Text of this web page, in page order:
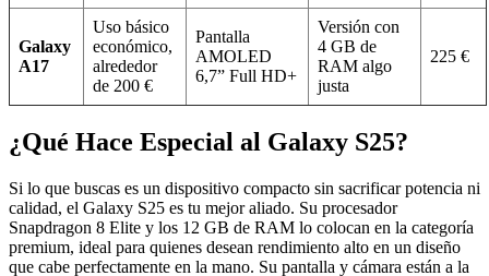
Galaxy
A17
Uso básico
económico,
alrededor
de 200 €
Pantalla
AMOLED
6,7” Full HD+
Versión con
4 GB de
RAM algo
justa
225 €
¿Qué Hace Especial al Galaxy S25?
Si lo que buscas es un dispositivo compacto sin sacrificar potencia ni
calidad, el Galaxy S25 es tu mejor aliado. Su procesador
Snapdragon 8 Elite y los 12 GB de RAM lo colocan en la categoría
premium, ideal para quienes desean rendimiento alto en un diseño
que cabe perfectamente en la mano. Su pantalla y cámara están a la